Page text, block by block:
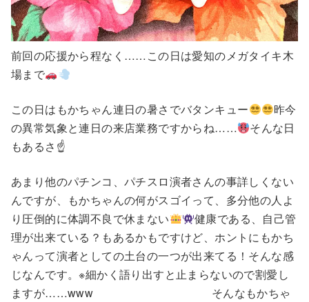
前回の応援から程なく……この日は愛知のメガタイキ木
場まで
この日はもかちゃん連日の暑さでバタンキュー
昨今
の異常気象と連日の来店業務ですからね……
そんな日
もあるさ☝
あまり他のパチンコ、パチスロ演者さんの事詳しくない
んですが、もかちゃんの何がスゴイって、多分他の人よ
り圧倒的に体調不良で休まない
健康である、自己管
理が出来ている？もあるかもですけど、ホントにもかち
ゃんって演者としての土台の一つが出来てる！そんな感
じなんです。※細かく語り出すと止まらないので割愛し
ますが……www そんなもかちゃ